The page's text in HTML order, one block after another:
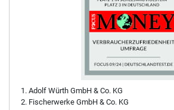
Adolf Würth GmbH & Co. KG
Fischerwerke GmbH & Co. KG